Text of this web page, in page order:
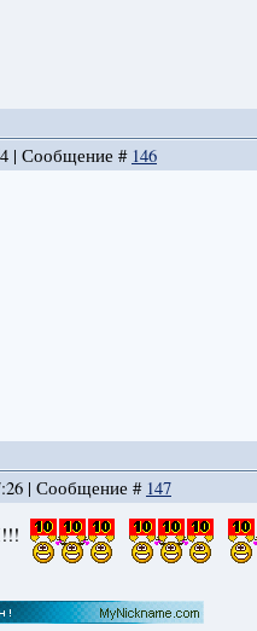
| Сообщение # 146
| Сообщение # 147